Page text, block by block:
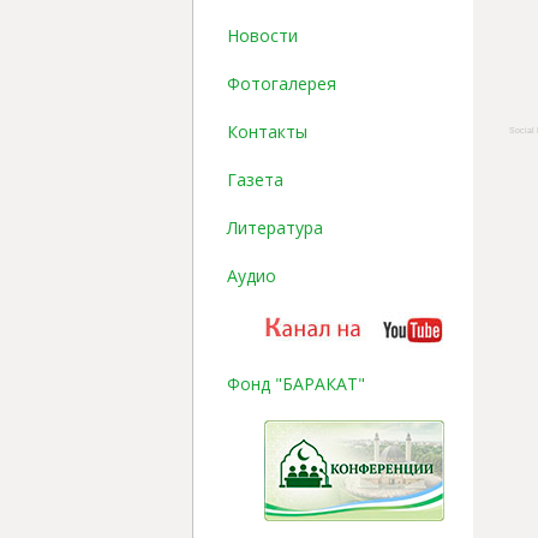
Новости
Фотогалерея
Контакты
Газета
Литература
Аудио
Фонд "БАРАКАТ"
Social